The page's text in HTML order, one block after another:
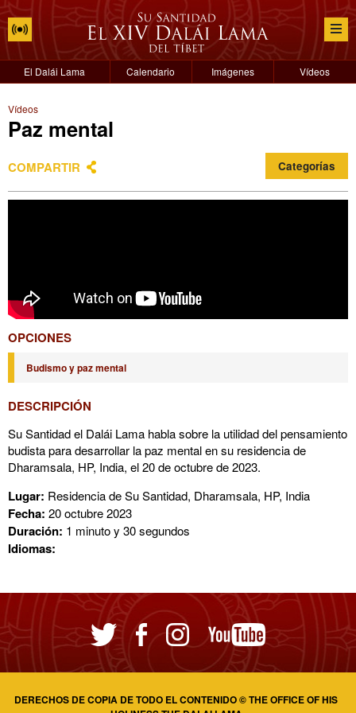
El Dalái Lama Calendario Imágenes Vídeos
Vídeos
Paz mental
COMPARTIR Categorías
OPCIONES
Budismo y paz mental
DESCRIPCIÓN
Su Santidad el Dalái Lama habla sobre la utilidad del pensamiento
budista para desarrollar la paz mental en su residencia de
Dharamsala, HP, India, el 20 de octubre de 2023.
Lugar: Residencia de Su Santidad, Dharamsala, HP, India
Fecha: 20 octubre 2023
Duración: 1 minuto y 30 segundos
Idiomas:
DERECHOS DE COPIA DE TODO EL CONTENIDO © THE OFFICE OF HIS